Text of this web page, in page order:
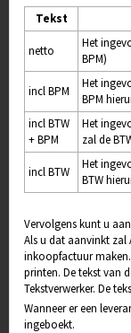
Tekst
netto
Het
BPM)
incl BPM
Het
BPM
incl BTW
+ BPM
Het
zal de
incl BTW
Het
BTW
Vervolgens kunt u
Als u dat aanvinkt zal
inkoopfactuur
printen. De tekst van
Tekstverwerker. De
Wanneer er een
ingeboekt.